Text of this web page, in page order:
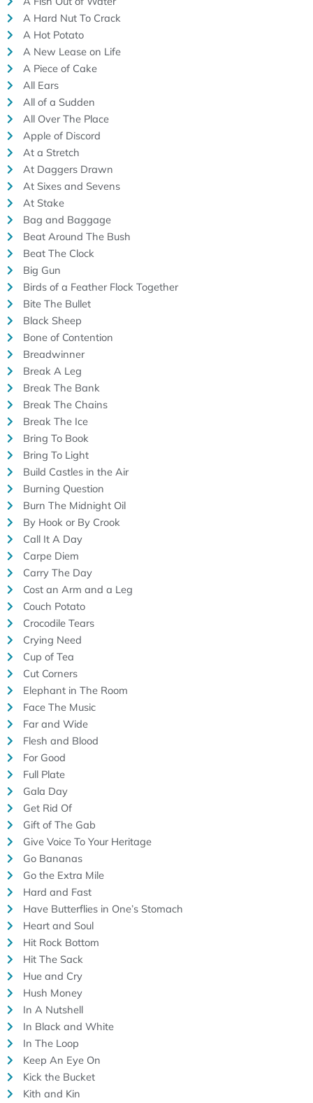
A Hard Nut To Crack
A Hot Potato
A New Lease on Life
A Piece of Cake
All Ears
All of a Sudden
All Over The Place
Apple of Discord
At a Stretch
At Daggers Drawn
At Sixes and Sevens
At Stake
Bag and Baggage
Beat Around The Bush
Beat The Clock
Big Gun
Birds of a Feather Flock Together
Bite The Bullet
Black Sheep
Bone of Contention
Breadwinner
Break A Leg
Break The Bank
Break The Chains
Break The Ice
Bring To Book
Bring To Light
Build Castles in the Air
Burning Question
Burn The Midnight Oil
By Hook or By Crook
Call It A Day
Carpe Diem
Carry The Day
Cost an Arm and a Leg
Couch Potato
Crocodile Tears
Crying Need
Cup of Tea
Cut Corners
Elephant in The Room
Face The Music
Far and Wide
Flesh and Blood
For Good
Full Plate
Gala Day
Get Rid Of
Gift of The Gab
Give Voice To Your Heritage
Go Bananas
Go the Extra Mile
Hard and Fast
Have Butterflies in One’s Stomach
Heart and Soul
Hit Rock Bottom
Hit The Sack
Hue and Cry
Hush Money
In A Nutshell
In Black and White
In The Loop
Keep An Eye On
Kick the Bucket
Kith and Kin